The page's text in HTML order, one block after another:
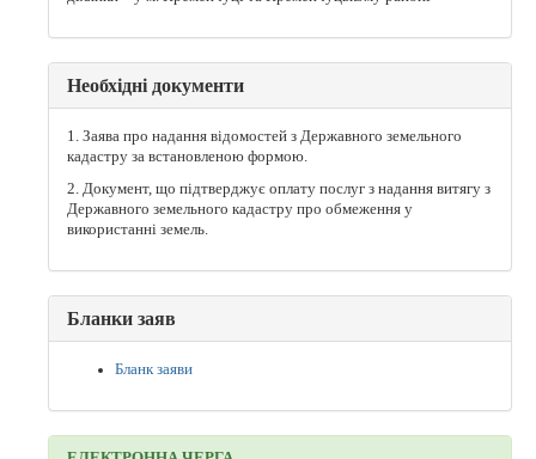
Необхідні документи
1. Заява про надання відомостей з Державного земельного
кадастру за встановленою формою.
2. Документ, що підтверджує оплату послуг з надання витягу з
Державного земельного кадастру про обмеження у
використанні земель.
Бланки заяв
Бланк заяви